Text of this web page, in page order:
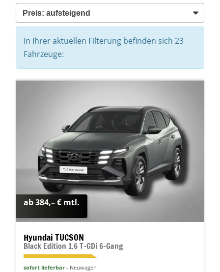
In Ihrer aktuellen Filterung befinden sich 23
Fahrzeuge:
ab 384,– € mtl.
Hyundai TUCSON
Black Edition 1.6 T-GDi 6-Gang
sofort lieferbar Neuwagen